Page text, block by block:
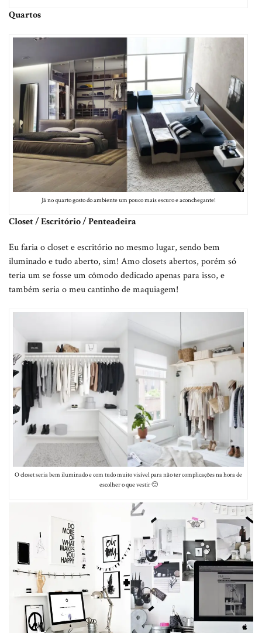
Quartos
Já no quarto gosto do ambiente um pouco mais escuro e aconchegante!
Closet / Escritório / Penteadeira
Eu faria o closet e escritório no mesmo lugar, sendo bem
iluminado e tudo aberto, sim! Amo closets abertos, porém só
teria um se fosse um cômodo dedicado apenas para isso, e
também seria o meu cantinho de maquiagem!
O closet seria bem iluminado e com tudo muito visível para não ter complicações na hora de
escolher o que vestir 🙂